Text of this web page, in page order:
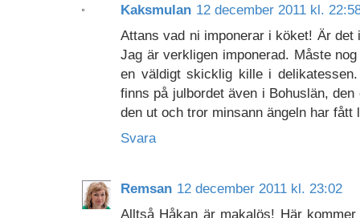
Kaksmulan 12 december 2011 kl.
Attans vad ni imponerar i köket! Är
Jag är verkligen imponerad. Måste
en väldigt skicklig kille i
finns på julbordet även i Bohuslän,
den ut och tror minsann ängeln har
Svara
Remsan 12 december 2011 kl. 23:02
Alltså Håkan är makalös! Här